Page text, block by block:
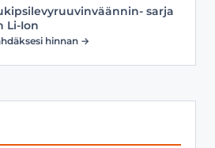
sarja
Li-Ion
hinnan →